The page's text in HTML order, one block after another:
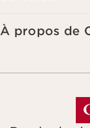
À propos de